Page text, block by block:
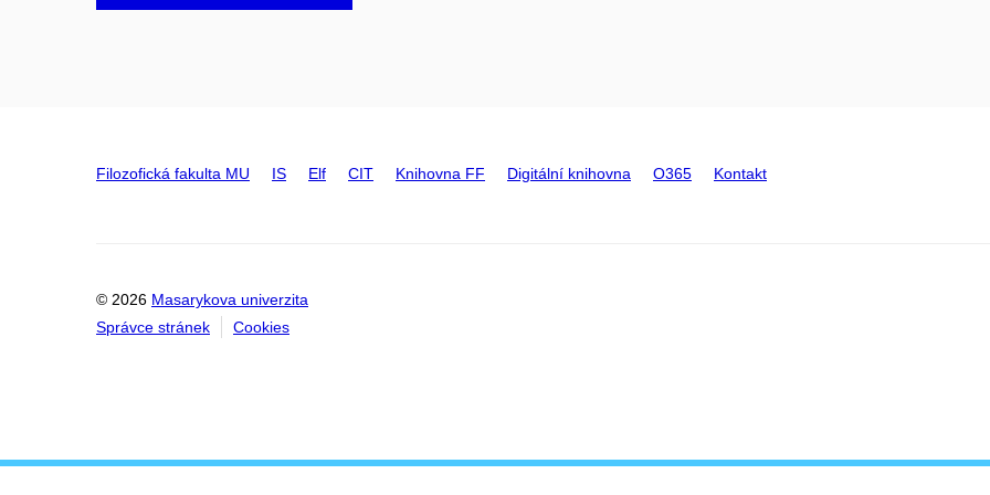
Filozofická fakulta MU IS Elf CIT Knihovna FF Digitální knihovna O365 Kontakt
© 2026 Masarykova univerzita
Správce stránek
Cookies